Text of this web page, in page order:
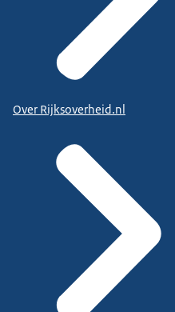
Over Rijksoverheid.nl